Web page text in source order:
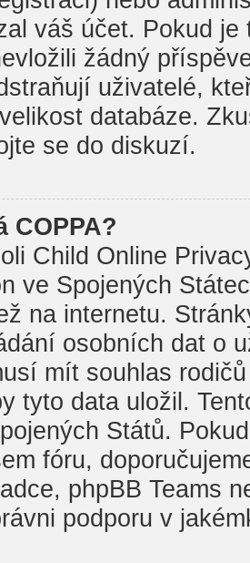
váš účet. Pokud
žádný
uživatelé,
databáze.
se do diskuzí.
COPPA?
Child Online
ve Spojených
na internetu.
osobních dat o
mít souhlas
tyto data uložil.
Států.
fóru,
phpBB Teams
podporu v